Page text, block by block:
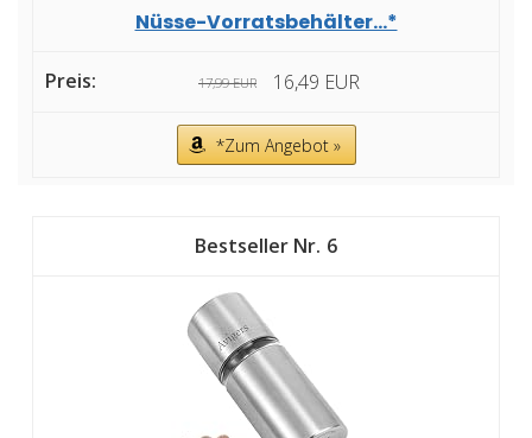
Nüsse-Vorratsbehälter...*
17,99 EUR 16,49 EUR
*Zum Angebot »
6